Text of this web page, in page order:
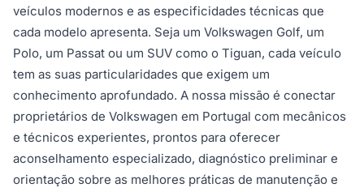
veículos modernos e as especificidades técnicas que
cada modelo apresenta. Seja um Volkswagen Golf, um
Polo, um Passat ou um SUV como o Tiguan, cada veículo
tem as suas particularidades que exigem um
conhecimento aprofundado. A nossa missão é conectar
proprietários de Volkswagen em Portugal com mecânicos
e técnicos experientes, prontos para oferecer
aconselhamento especializado, diagnóstico preliminar e
orientação sobre as melhores práticas de manutenção e